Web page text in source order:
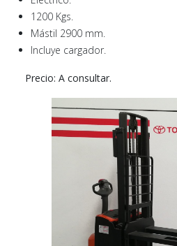
1200 Kgs.
Mástil 2900 mm.
Incluye cargador.
Precio: A consultar.